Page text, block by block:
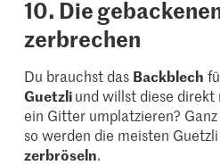
10. Die
zerbrechen
Du brauchst das Backblech
Guetzliund willst diese
ein Gitter umplatzieren?
so werden die meisten
zerbröseln.